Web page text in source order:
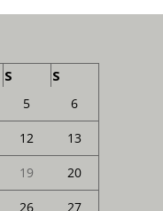
S S
5 6
12 13
19 20
26 27